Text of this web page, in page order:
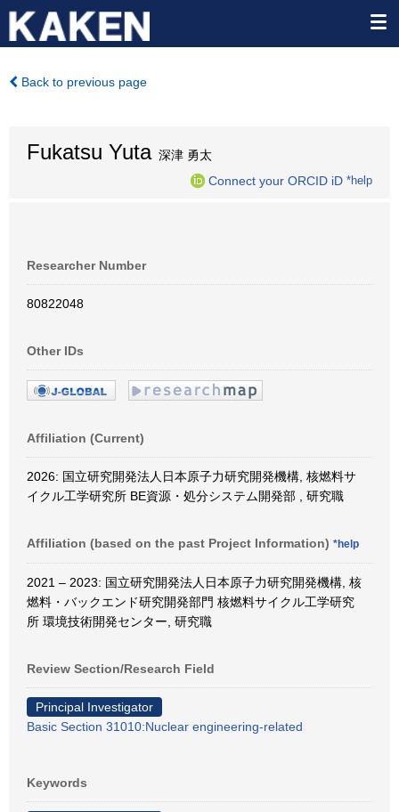
Back to previous page
Fukatsu Yuta深津 勇太
Connect your ORCID iD *help
Researcher Number
80822048
Other IDs
Affiliation (Current)
2026: 国立研究開発法人日本原子力研究開発機構, 核燃料サ
イクル工学研究所 BE資源・処分システム開発部 , 研究職
Affiliation (based on the past Project Information) *help
2021 – 2023: 国立研究開発法人日本原子力研究開発機構, 核
燃料・バックエンド研究開発部門 核燃料サイクル工学研究
所 環境技術開発センター, 研究職
Review Section/Research Field
Principal Investigator
Basic Section 31010:Nuclear engineering-related
Keywords